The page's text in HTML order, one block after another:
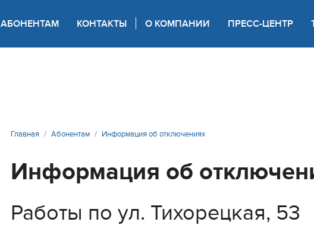
Версия для слабовидящих
АБОНЕНТАМ КОНТАКТЫ О КОМПАНИИ ПРЕСС-ЦЕНТР
Главная Абонентам Информация об отключениях
Информация об
Работы по ул. Тихорецкая, 53